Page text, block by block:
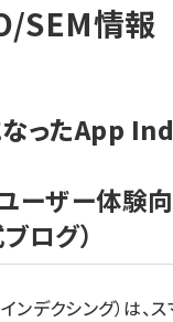
SEM情報
なったApp
ーザー体験
ログ）
インデクシング）は